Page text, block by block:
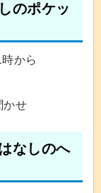
のポケッ
から
かせ
なしのへ